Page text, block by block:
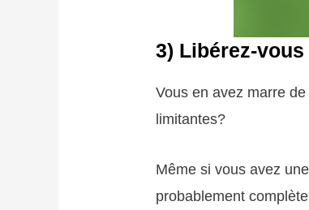
3) Libérez-
Vous en avez marre
limitantes?
Même si vous avez
probablement